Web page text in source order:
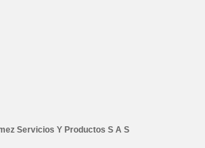
Servicios Y Productos S A S